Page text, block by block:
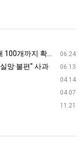
06.24
성이나 거래량을 고려해 선정할 계획이다.
06.13
망·불편" 사과
04.14
04.07
11.21